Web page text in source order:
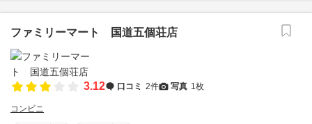
ファミリーマート 国道五個荘店
3.12 口コミ 2件 写真 1枚
コンビニ